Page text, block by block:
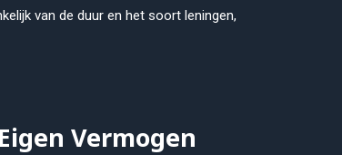
van de duur en het soort leningen,
Vermogen